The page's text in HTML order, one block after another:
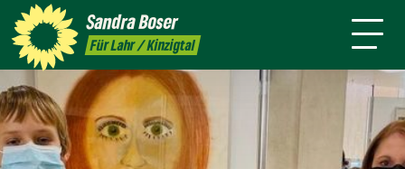
SandraBoser
Für Lahr / Kinzigtal
Presse Kontakt Termine
mich